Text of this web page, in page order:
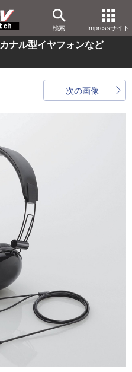
検索 Impressサイト
ナル型イヤフォンなど
次の画像